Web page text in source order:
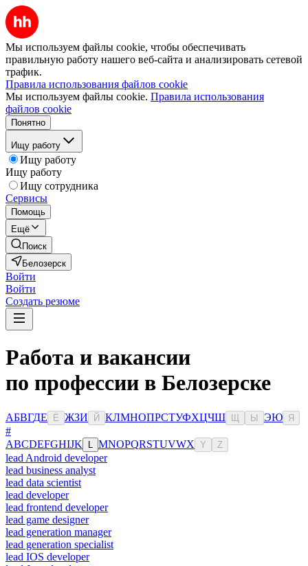
Мы используем файлы cookie, чтобы обеспечивать
правильную работу нашего веб-сайта и анализировать сетевой
трафик.
Правила использования файлов cookie
Мы используем файлы cookie. Правила использования
файлов cookie
Понятно
Ищу работу
Ищу работу
Ищу работу
Ищу сотрудника
Сервисы
Помощь
Ещё
Поиск
Белозерск
Войти
Войти
Создать резюме
Работа и вакансии
по профессии в Белозерске
АБВГДЕ Ё ЖЗИ Й КЛМНОПРСТУФХЦЧШ Ы ЭЮ Я
#
ABCDEFGHIJK MNOPQRSTUVWX Y Z
lead Android developer
lead business analyst
lead data scientist
lead developer
lead frontend developer
lead game designer
lead generation manager
lead generation specialist
lead IOS developer